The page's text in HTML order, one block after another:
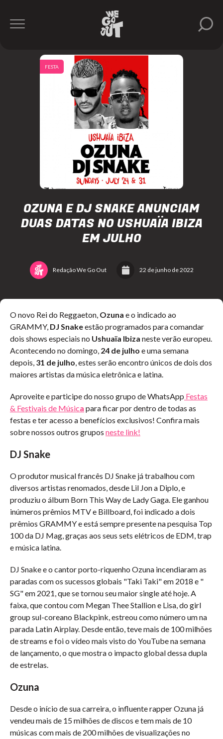
OZUNA E DJ SNAKE ANUNCIAM
DUAS DATAS NO USHUAÏA IBIZA
EM JULHO
Redação We Go Out 22 de junho de 2022
FESTA
O novo Rei do Reggaeton, Ozuna e o indicado ao
GRAMMY, DJ Snakeestão programados para comandar
dois shows especiais no Ushuaïa Ibiza neste verão europeu.
Acontecendo no domingo, 24 de julho e uma semana
depois, 31 de julho, estes serão encontro únicos de dois dos
maiores artistas da música eletrônica e latina.
Aproveite e participe do nosso grupo de WhatsApp Festas
& Festivais de Música para ficar por dentro de todas as
festas e ter acesso a benefícios exclusivos! Confira mais
sobre nossos outros grupos neste link!
DJ Snake
O produtor musical francês DJ Snake já trabalhou com
diversos artistas renomados, desde Lil Jon a Diplo, e
produziu o álbum Born This Way de Lady Gaga. Ele ganhou
inúmeros prêmios MTV e Billboard, foi indicado a dois
prêmios GRAMMY e está sempre presente na pesquisa Top
100 da DJ Mag, graças aos seus sets elétricos de EDM, trap
e música latina.
DJ Snake e o cantor porto-riquenho Ozuna incendiaram as
paradas com os sucessos globais "Taki Taki" em 2018 e "
SG" em 2021, que se tornou seu maior single até hoje. A
faixa, que contou com Megan Thee Stallion e Lisa, do girl
group sul-coreano Blackpink, estreou como número um na
parada Latin Airplay. Desde então, teve mais de 100 milhões
de streams e foi o vídeo mais visto do YouTube na semana
de lançamento, o que mostra o impacto global dessa dupla
de estrelas.
Ozuna
Desde o início de sua carreira, o influente rapper Ozuna já
vendeu mais de 15 milhões de discos e tem mais de 10
músicas com mais de 200 milhões de visualizações no